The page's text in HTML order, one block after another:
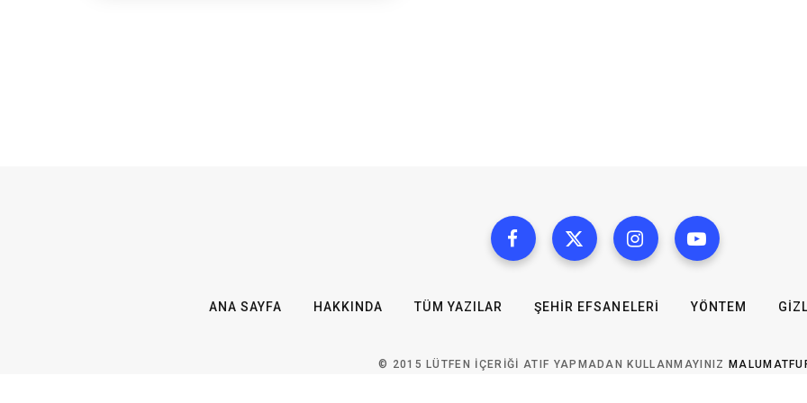
ANA SAYFA HAKKINDA TÜM YAZILAR ŞEHIR EFSANELERI YÖNTEM
© 2015 LÜTFEN IÇERIĞI ATIF YAPMADAN KULLANMAYINIZ